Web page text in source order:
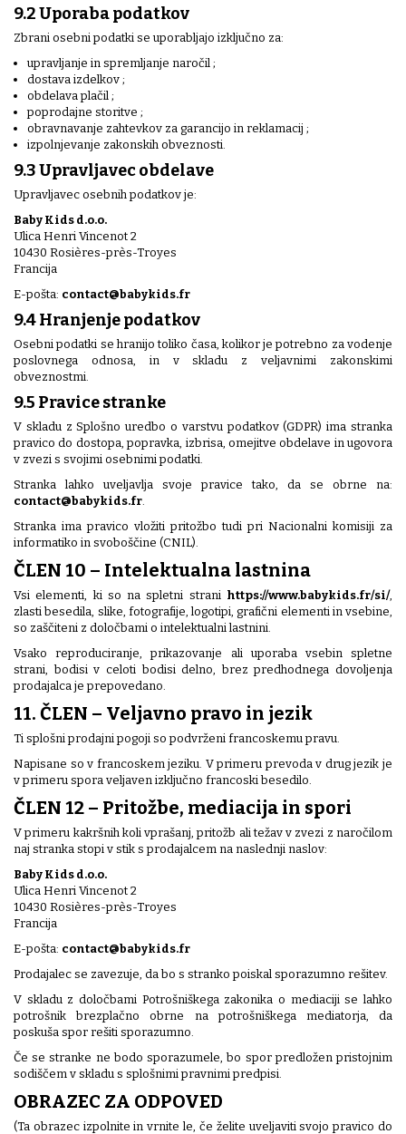
9.2 Uporaba podatkov
Zbrani osebni podatki se uporabljajo izključno za:
upravljanje in spremljanje naročil ;
dostava izdelkov ;
obdelava plačil ;
poprodajne storitve ;
obravnavanje zahtevkov za garancijo in reklamacij ;
izpolnjevanje zakonskih obveznosti.
9.3 Upravljavec obdelave
Upravljavec osebnih podatkov je:
Baby Kids d.o.o.
Ulica Henri Vincenot 2
10430 Rosières-près-Troyes
Francija
E-pošta: contact@babykids.fr
9.4 Hranjenje podatkov
Osebni podatki se hranijo toliko časa, kolikor je potrebno za vodenje
poslovnega odnosa, in v skladu z veljavnimi zakonskimi
obveznostmi.
9.5 Pravice stranke
V skladu z Splošno uredbo o varstvu podatkov (GDPR) ima stranka
pravico do dostopa, popravka, izbrisa, omejitve obdelave in ugovora
v zvezi s svojimi osebnimi podatki.
Stranka lahko uveljavlja svoje pravice tako, da se obrne na:
contact@babykids.fr
Stranka ima pravico vložiti pritožbo tudi pri Nacionalni komisiji za
informatiko in svoboščine (CNIL).
ČLEN 10 – Intelektualna lastnina
Vsi elementi, ki so na spletni strani https://www.babykids.fr/si/,
zlasti besedila, slike, fotografije, logotipi, grafični elementi in vsebine,
so zaščiteni z določbami o intelektualni lastnini.
Vsako reproduciranje, prikazovanje ali uporaba vsebin spletne
strani, bodisi v celoti bodisi delno, brez predhodnega dovoljenja
prodajalca je prepovedano.
11. ČLEN – Veljavno pravo in jezik
Ti splošni prodajni pogoji so podvrženi francoskemu pravu.
Napisane so v francoskem jeziku. V primeru prevoda v drug jezik je
v primeru spora veljaven izključno francoski besedilo.
ČLEN 12 – Pritožbe, mediacija in spori
V primeru kakršnih koli vprašanj, pritožb ali težav v zvezi z naročilom
naj stranka stopi v stik s prodajalcem na naslednji naslov:
Baby Kids d.o.o.
Ulica Henri Vincenot 2
10430 Rosières-près-Troyes
Francija
E-pošta: contact@babykids.fr
Prodajalec se zavezuje, da bo s stranko poiskal sporazumno rešitev.
V skladu z določbami Potrošniškega zakonika o mediaciji se lahko
potrošnik brezplačno obrne na potrošniškega mediatorja, da
poskuša spor rešiti sporazumno.
Če se stranke ne bodo sporazumele, bo spor predložen pristojnim
sodiščem v skladu s splošnimi pravnimi predpisi.
OBRAZEC ZA ODPOVED
(Ta obrazec izpolnite in vrnite le, če želite uveljaviti svojo pravico do